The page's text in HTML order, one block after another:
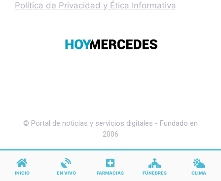
Política de Privacidad y Ética Informativa
© Portal de noticias y servicios digitales - Fundado en
2006
INICIO EN VIVO FARMACIAS FÚNEBRES CLIMA